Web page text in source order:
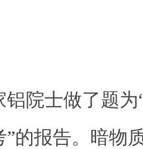
院士做了题
的报告。暗物